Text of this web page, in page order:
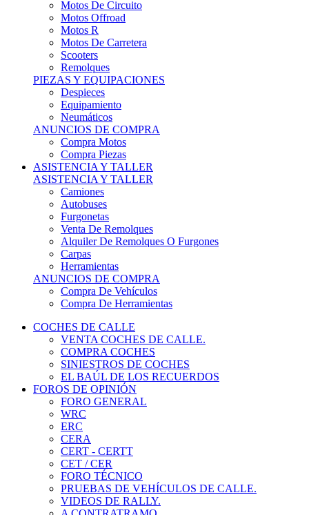
Motos R
Motos De Carretera
Scooters
Remolques
PIEZAS Y EQUIPACIONES
Despieces
Equipamiento
Neumáticos
ANUNCIOS DE COMPRA
Compra Motos
Compra Piezas
ASISTENCIA Y TALLER
ASISTENCIA Y TALLER
Camiones
Autobuses
Furgonetas
Venta De Remolques
Alquiler De Remolques O Furgones
Carpas
Herramientas
ANUNCIOS DE COMPRA
Compra De Vehículos
Compra De Herramientas
COCHES DE CALLE
VENTA COCHES DE CALLE.
COMPRA COCHES
SINIESTROS DE COCHES
EL BAÚL DE LOS RECUERDOS
FOROS DE OPINIÓN
FORO GENERAL
WRC
ERC
CERA
CERT - CERTT
CET / CER
FORO TÉCNICO
PRUEBAS DE VEHÍCULOS DE CALLE.
VIDEOS DE RALLY.
A CONTRATRAMO
TIENDA ONLINE